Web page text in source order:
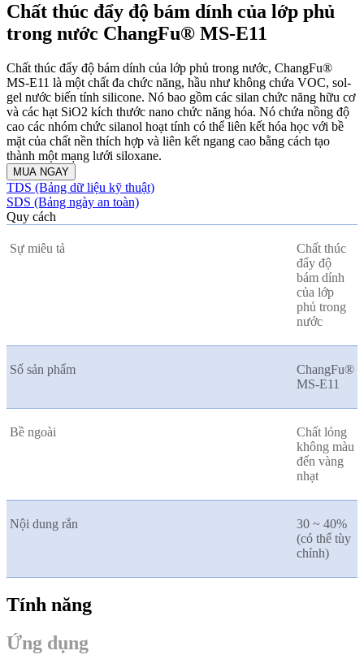
Chất thúc đẩy độ bám dính của lớp phủ
trong nước ChangFu® MS-E11
Chất thúc đẩy độ bám dính của lớp phủ trong nước, ChangFu®
MS-E11 là một chất đa chức năng, hầu như không chứa VOC, sol-
gel nước biến tính silicone. Nó bao gồm các silan chức năng hữu cơ
và các hạt SiO2 kích thước nano chức năng hóa. Nó chứa nồng độ
cao các nhóm chức silanol hoạt tính có thể liên kết hóa học với bề
mặt của chất nền thích hợp và liên kết ngang cao bằng cách tạo
thành một mạng lưới siloxane.
MUA NGAY
TDS (Bảng dữ liệu kỹ thuật)
SDS (Bảng ngày an toàn)
Quy cách
Sự miêu tả
Chất thúc
đẩy độ
bám dính
của lớp
phủ trong
nước
Số sản phẩm
ChangFu®
MS-E11
Bề ngoài
Chất lỏng
không màu
đến vàng
nhạt
Nội dung rắn
30 ~ 40%
(có thể tùy
chỉnh)
Tính năng
Ứng dụng